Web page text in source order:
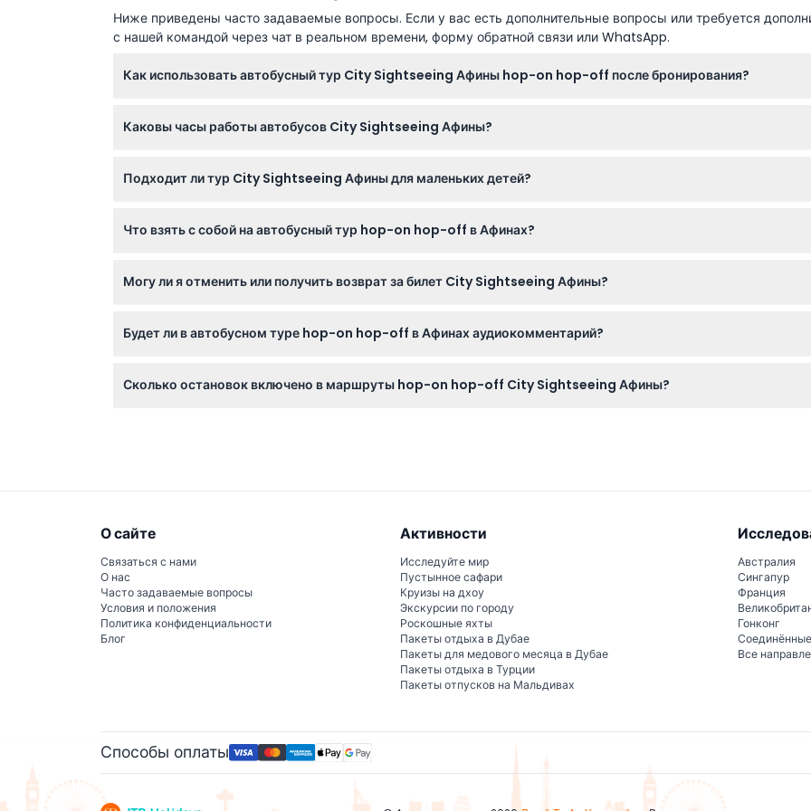
Ниже приведены часто задаваемые вопросы. Если у вас есть дополнительные вопросы или требуется
с нашей командой через чат в реальном времени, форму обратной связи или WhatsApp.
Как использовать автобусный тур City Sightseeing Афины hop-on hop-off после бронирования?
любой автобус выбранной линии. Ваш билет действует для неограниченного количества поездок в
Каковы часы работы автобусов City Sightseeing Афины?
отправлением (время может изменяться — пожалуйста, уточняйте при бронировании).
Подходит ли тур City Sightseeing Афины для маленьких детей?
ребёнка на коленях для безопасности во время поездки.
Что взять с собой на автобусный тур hop-on hop-off в Афинах?
остановками и бутылку воды, чтобы не обезвоживаться.
Могу ли я отменить или получить возврат за билет City Sightseeing Афины?
Будет ли в автобусном туре hop-on hop-off в Афинах аудиокомментарий?
Сколько остановок включено в маршруты hop-on hop-off City Sightseeing Афины?
О сайте
Связаться с нами
О нас
Часто задаваемые вопросы
Условия и положения
Политика конфиденциальности
Блог
Активности
Исследуйте мир
Пустынное сафари
Круизы на дхоу
Экскурсии по городу
Роскошные яхты
Пакеты отдыха в Дубае
Пакеты для медового месяца в Дубае
Пакеты отдыха в Турции
Пакеты отпусков на Мальдивах
Австралия
Сингапур
Франция
Гонконг
Все
Способы оплаты